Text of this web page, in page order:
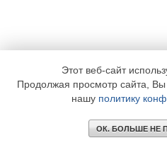
Этот веб-сайт
Продолжая просмотр сайта,
нашу политику
ОК. БОЛЬШЕ НЕ